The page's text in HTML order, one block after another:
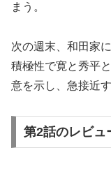
まう。
次の週末、和田家
積極性で寛と秀平
意を示し、急接近
第2話のレビュ